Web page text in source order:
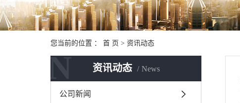
您当前的位置 ： 首 页 > 资讯动态
资讯动态 News
N
公司新闻